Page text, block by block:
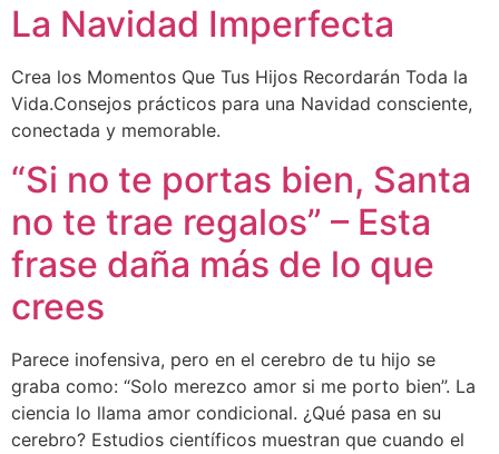
La Navidad Imperfecta
Crea los Momentos Que Tus Hijos Recordarán Toda la
Vida.Consejos prácticos para una Navidad consciente,
conectada y memorable.
“Si no te portas bien, Santa
no te trae regalos” – Esta
frase daña más de lo que
crees
Parece inofensiva, pero en el cerebro de tu hijo se
graba como: “Solo merezco amor si me porto bien”. La
ciencia lo llama amor condicional. ¿Qué pasa en su
cerebro? Estudios científicos muestran que cuando el